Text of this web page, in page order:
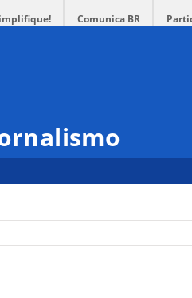
Comunica BR